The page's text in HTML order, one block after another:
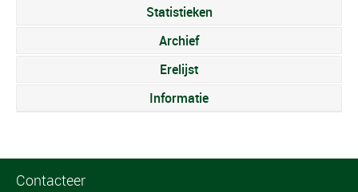
Statistieken
Archief
Erelijst
Informatie
Contacteer